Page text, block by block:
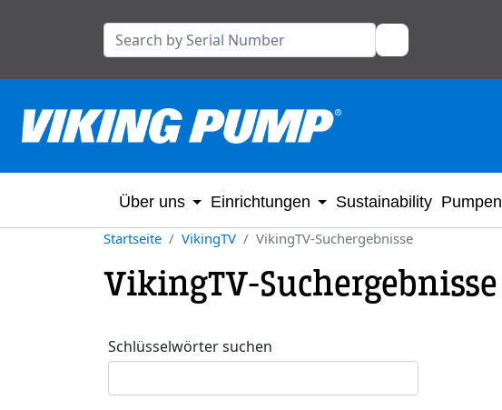
Über uns Einrichtungen Sustainability Pumpen
Startseite VikingTV VikingTV-Suchergebnisse
VikingTV-Suchergebnisse
Schlüsselwörter suchen